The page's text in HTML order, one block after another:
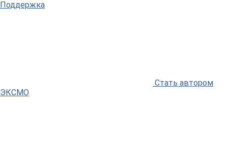
Поддержка
Стать автором
ЭКСМО